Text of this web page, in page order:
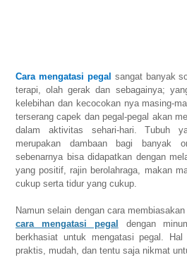
Cara mengatasi pegal sangat banyak
terapi, olah gerak dan sebagainya;
kelebihan dan kecocokan nya masing-
terserang capek dan pegal-pegal akan
dalam aktivitas sehari-hari. Tubuh
merupakan dambaan bagi banyak
sebenarnya bisa didapatkan dengan
yang positif, rajin berolahraga, makan
cukup serta tidur yang cukup.
Namun selain dengan cara
cara mengatasi pegal
dengan
berkhasiat untuk mengatasi pegal.
praktis, mudah, dan tentu saja nikmat